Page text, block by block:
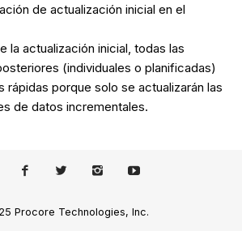
de actualización inicial en el
la actualización inicial, todas las
(individuales o planificadas)
rápidas porque solo se actualizarán las
de datos incrementales.
Procore Technologies, Inc.